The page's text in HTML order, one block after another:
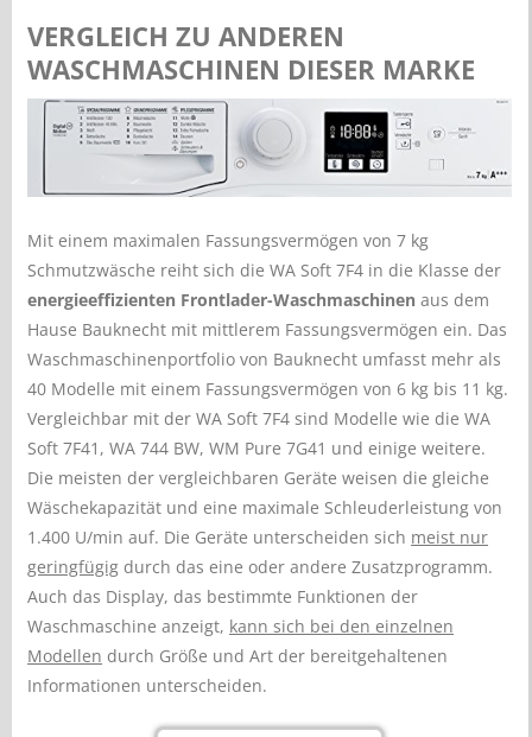
VERGLEICH ZU ANDEREN
WASCHMASCHINEN DIESER MARKE
Mit einem maximalen Fassungsvermögen von 7 kg
Schmutzwäsche reiht sich die WA Soft 7F4 in die Klasse der
energieeffizienten Frontlader-Waschmaschinen aus dem
Hause Bauknecht mit mittlerem Fassungsvermögen ein. Das
Waschmaschinenportfolio von Bauknecht umfasst mehr als
40 Modelle mit einem Fassungsvermögen von 6 kg bis 11 kg.
Vergleichbar mit der WA Soft 7F4 sind Modelle wie die WA
Soft 7F41, WA 744 BW, WM Pure 7G41 und einige weitere.
Die meisten der vergleichbaren Geräte weisen die gleiche
Wäschekapazität und eine maximale Schleuderleistung von
1.400 U/min auf. Die Geräte unterscheiden sich meist nur
geringfügig durch das eine oder andere Zusatzprogramm.
Auch das Display, das bestimmte Funktionen der
Waschmaschine anzeigt, kann sich bei den einzelnen
Modellen durch Größe und Art der bereitgehaltenen
Informationen unterscheiden.